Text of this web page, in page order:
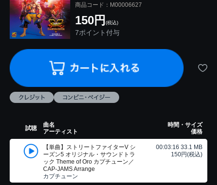
商品コード：M00006627
150円 (税込)
7ポイント付与
試聴
曲名
アーティスト
時間・サイズ
価格
【単曲】ストリートファイターV シ
ーズン5 オリジナル・サウンドトラ
ック Theme of Oro カプチューン／
CAP-JAMS Arrange
カプチューン
00:03:16 33.1 MB
150円(税込)